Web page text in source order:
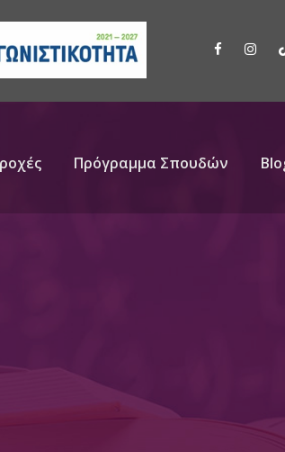
Πρόγραμμα Σπουδών